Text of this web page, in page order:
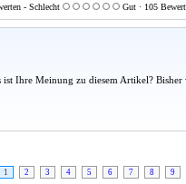
- Schlecht Gut · 105
ist Ihre Meinung zu diesem Artikel?
1 2 3 4 5 6 7 8 9